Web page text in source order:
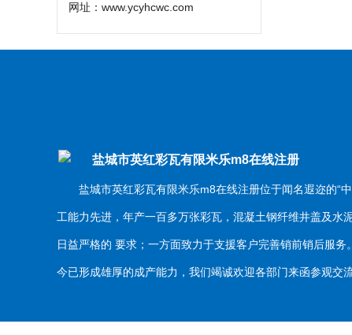
网址： www.ycyhcwc.com
盐城市英红彩瓦有限米乐m8在线注册
盐城市英红彩瓦有限米乐m8在线注册位于闻名遐迩的“中
工能力先进，年产一百多万张彩瓦，混凝土钢纤维井盖及
日益严格的 要求；一方面致力于支援客户完善销前销后
今已形成雄厚的成产能力，我们竭诚欢迎各部门来函参观